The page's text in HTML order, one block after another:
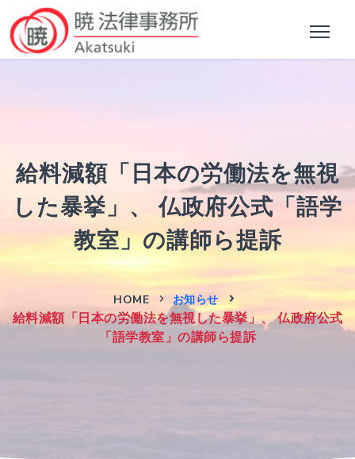
給料減額「日本の労働法を無視
した暴挙」、 仏政府公式「語学
教室」の講師ら提訴
HOME お知らせ
給料減額「日本の労働法を無視した暴挙」、 仏政府公式
「語学教室」の講師ら提訴